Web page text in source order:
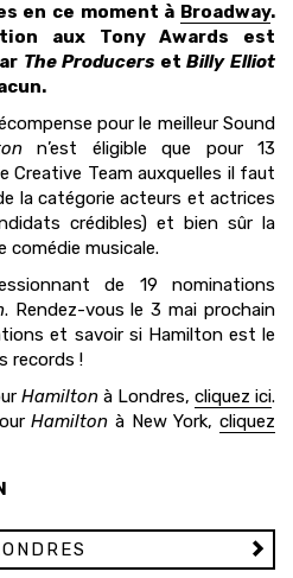
en ce moment à Broadway.
aux Tony Awards est
The Producers etBilly Elliot
pour le meilleur Sound
n’est éligible que pour 13
Creative Team auxquelles il faut
la catégorie acteurs et actrices
crédibles) et bien sûr la
comédie musicale.
de 19 nominations
. Rendez-vous le 3 mai prochain
et savoir si Hamilton est le
records !
Hamilton à Londres, cliquez ici.
Hamilton à New York,cliquez